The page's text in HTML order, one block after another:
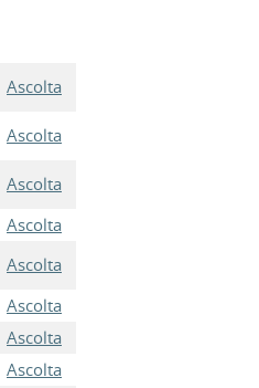
Ascolta
Ascolta
Ascolta
Ascolta
Ascolta
Ascolta
Ascolta
Ascolta